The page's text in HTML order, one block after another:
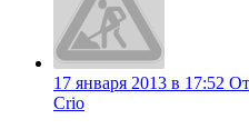
17 января 2013 в 17:52
Crio